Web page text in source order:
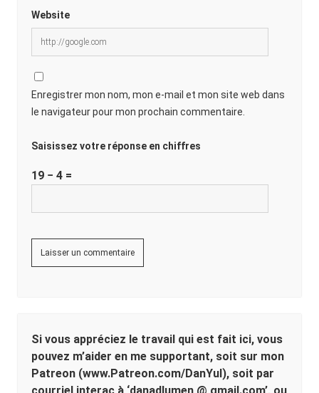
Website
Enregistrer mon nom, mon e-mail et mon site web dans
le navigateur pour mon prochain commentaire.
Saisissez votre réponse en chiffres
19 − 4 =
Si vous appréciez le travail qui est fait ici, vous
pouvez m’aider en me supportant, soit sur mon
Patreon (www.Patreon.com/DanYul), soit par